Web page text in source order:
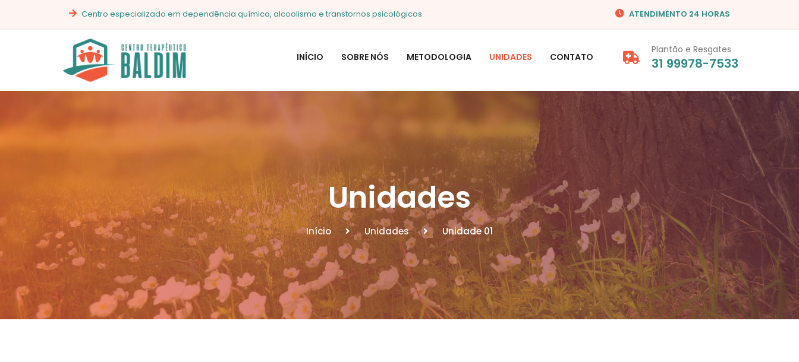
Centro especializado em dependência química, alcoolismo e transtornos psicológicos. ATENDIMENTO 24 HORAS
INÍCIO SOBRE NÓS METODOLOGIA UNIDADES CONTATO
Plantão e Resgates
31 99978-7533
Unidades
Início Unidades Unidade 01